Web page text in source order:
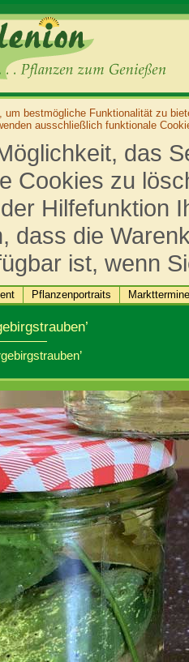
um bestmögliche Funktionalität zu
ausschließlich funktionale
das
Cookies zu
Hilfefunktion
dass die
ist, wenn
Pflanzenportraits Markttermine